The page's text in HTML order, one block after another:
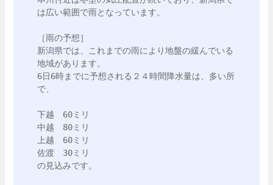
は広い範囲で雨となっています。
［雨の予想］
新潟県では、これまでの雨により地盤の緩んでいる
地域があります。
6日6時までに予想される２４時間降水量は、多い所
で、
下越　60ミリ
中越　80ミリ
上越　60ミリ
佐渡　30ミリ
の見込みです。